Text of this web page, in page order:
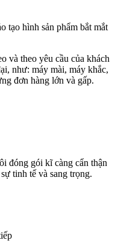
hình sản phẩm bắt mắt
và theo yêu cầu của khách
như: máy mài, máy khắc,
đơn hàng lớn và gấp.
đóng gói kĩ càng cẩn thận
tinh tế và sang trọng.